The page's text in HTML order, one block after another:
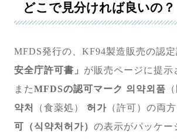
どこで見分ければ良いの？
MFDS発行の、KF94製造販売の認定
安全庁許可書」 が販売ページに提示
またMFDSの認可マーク 의약외품
약처
（食薬処） 허가 （許可）の両
可（식약처허가） の表示がパッケー